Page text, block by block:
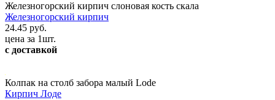
Железногорский кирпич слоновая кость скала
Железногорский кирпич
24.45 руб.
цена за 1шт.
с доставкой
Колпак на столб забора малый Lode
Кирпич Лоде